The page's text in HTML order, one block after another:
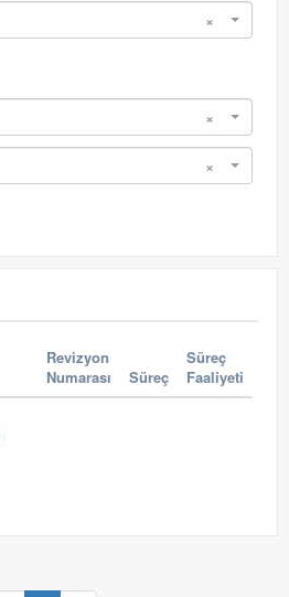
×
×
×
Revizyon
Numarası
Süreç
Süreç
Faaliyeti